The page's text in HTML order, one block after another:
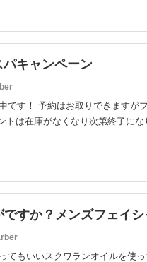
キャンペーン
す！ 予約はお取りできますが
トは在庫がなくなり次第終了に
すか？メンズフェイ
てもいいスクワランオイルを使